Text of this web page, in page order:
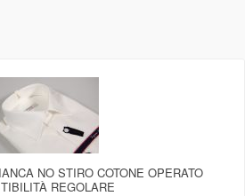
NO STIRO COTONE OPERATO
REGOLARE